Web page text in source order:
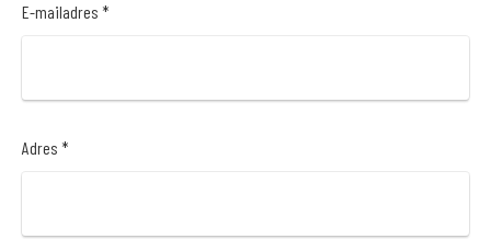
E-mailadres *
Adres *